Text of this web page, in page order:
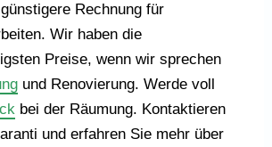
Rechnung für
Wir haben die
Preise, wenn wir sprechen
und Renovierung. Werde voll
bei der Räumung. Kontaktieren
und erfahren Sie mehr über